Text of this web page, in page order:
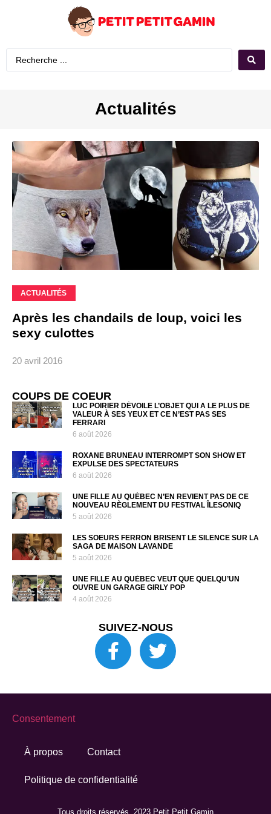
Actualités
ACTUALITÉS
Après les chandails de loup, voici les
sexy culottes
20 avril 2016
COUPS DE COEUR
LUC POIRIER DÉVOILE L’OBJET QUI A LE PLUS DE
VALEUR À SES YEUX ET CE N’EST PAS SES
FERRARI
6 août 2026
ROXANE BRUNEAU INTERROMPT SON SHOW ET
EXPULSE DES SPECTATEURS
6 août 2026
UNE FILLE AU QUÉBEC N’EN REVIENT PAS DE CE
NOUVEAU RÈGLEMENT DU FESTIVAL ÎLESONIQ
5 août 2026
LES SOEURS FERRON BRISENT LE SILENCE SUR LA
SAGA DE MAISON LAVANDE
5 août 2026
UNE FILLE AU QUÉBEC VEUT QUE QUELQU’UN
OUVRE UN GARAGE GIRLY POP
4 août 2026
SUIVEZ-NOUS
Tous droits réservés. 2023 Petit Petit Gamin
À propos Contact
Politique de confidentialité
Consentement